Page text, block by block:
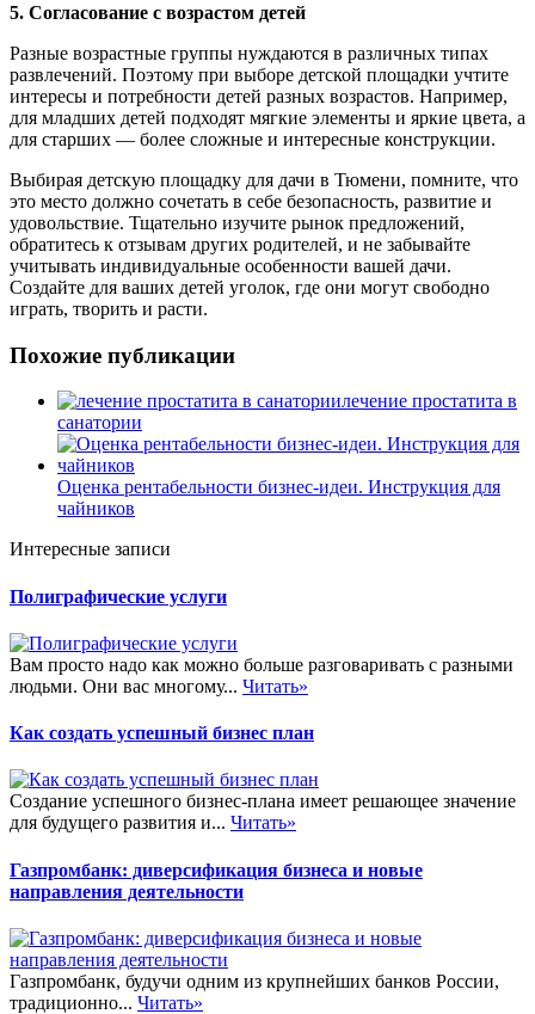
5. Согласование с возрастом детей
Разные возрастные группы нуждаются в различных типах
развлечений. Поэтому при выборе детской площадки учтите
интересы и потребности детей разных возрастов. Например,
для младших детей подходят мягкие элементы и яркие цвета, а
для старших — более сложные и интересные конструкции.
Выбирая детскую площадку для дачи в Тюмени, помните, что
это место должно сочетать в себе безопасность, развитие и
удовольствие. Тщательно изучите рынок предложений,
обратитесь к отзывам других родителей, и не забывайте
учитывать индивидуальные особенности вашей дачи.
Создайте для ваших детей уголок, где они могут свободно
играть, творить и расти.
Похожие публикации
лечение простатита в
санатории
Оценка рентабельности бизнес-идеи. Инструкция для
чайников
Интересные записи
Полиграфические услуги
Вам просто надо как можно больше разговаривать с разными
людьми. Они вас многому... Читать»
Как создать успешный бизнес план
Создание успешного бизнес-плана имеет решающее значение
для будущего развития и... Читать»
Газпромбанк: диверсификация бизнеса и новые
направления деятельности
Газпромбанк, будучи одним из крупнейших банков России,
традиционно... Читать»